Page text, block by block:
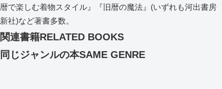
暦で楽しむ着物スタイル』『旧暦の魔法』(いずれも河出書房
新社)など著書多数。
関連書籍RELATED BOOKS
同じジャンルの本SAME GENRE